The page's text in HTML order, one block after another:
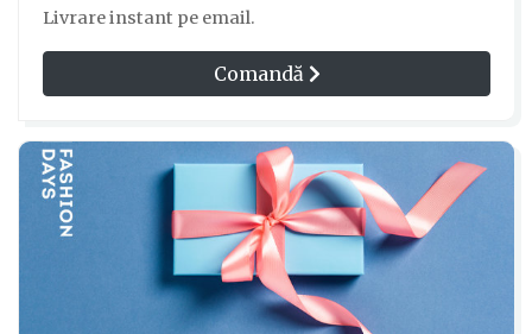
Livrare instant pe email.
Comandă